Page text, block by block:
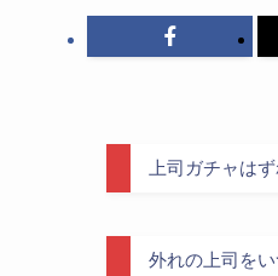
上司ガチャはず
外れの上司を